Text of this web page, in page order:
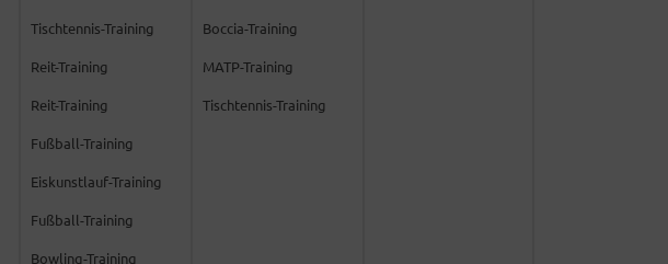
Tischtennis-Training
Reit-Training
Reit-Training
Fußball-Training
Eiskunstlauf-Training
Fußball-Training
Bowling-Training
Boccia-Training
MATP-Training
Tischtennis-Training